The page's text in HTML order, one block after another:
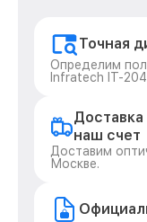
Точная
Определим
Infratech IT-
наш счет
Доставим
Москве.